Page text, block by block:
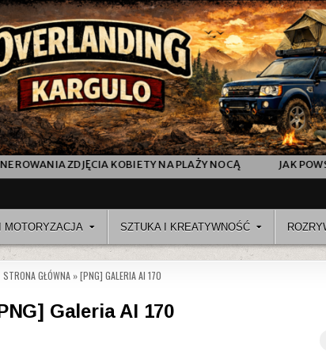
NA PLAŻY NOCĄ JAK POWSTAŁ AI „FASHION
MOTORYZACJA SZTUKA I KREATYWNOŚĆ
STRONA GŁÓWNA»[PNG] GALERIA AI 170
Galeria AI 170